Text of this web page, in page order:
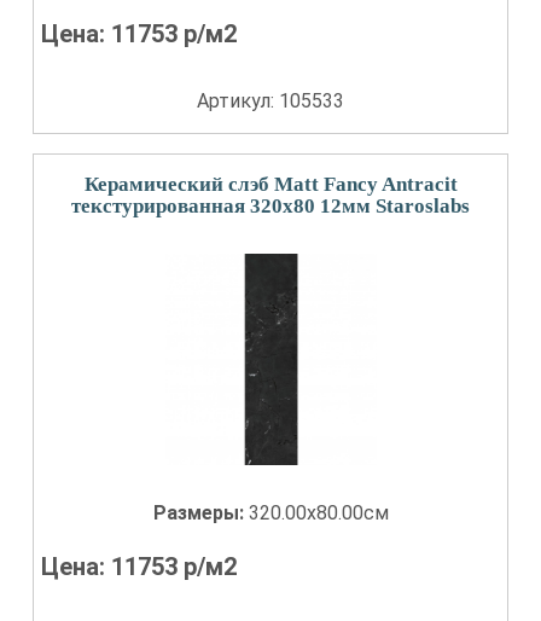
Цена: 11753 р/м2
Артикул: 105533
Керамический слэб Matt Fancy Antracit
текстурированная 320x80 12мм Staroslabs
Размеры: 320.00x80.00см
Цена: 11753 р/м2